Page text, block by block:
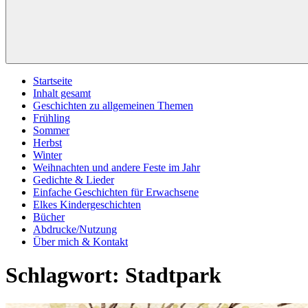
Startseite
Inhalt gesamt
Geschichten zu allgemeinen Themen
Frühling
Sommer
Herbst
Winter
Weihnachten und andere Feste im Jahr
Gedichte & Lieder
Einfache Geschichten für Erwachsene
Elkes Kindergeschichten
Bücher
Abdrucke/Nutzung
Über mich & Kontakt
Schlagwort: Stadtpark